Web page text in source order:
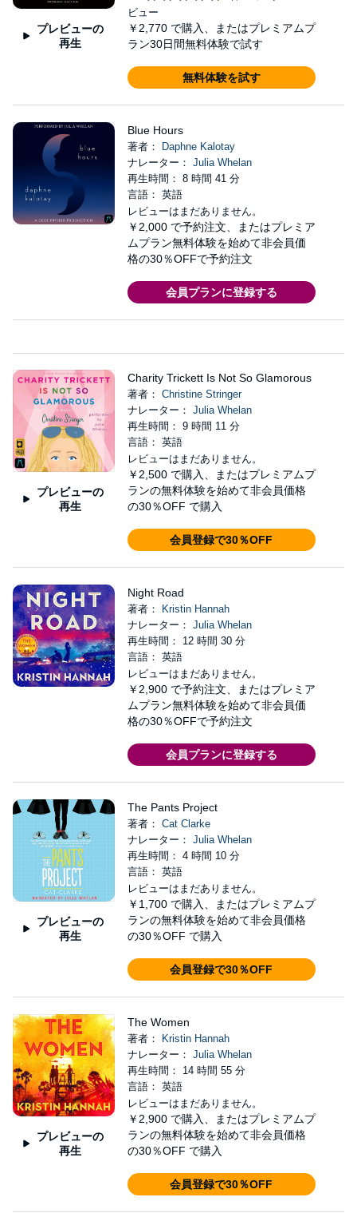
プレビューの
再生
ビュー
￥2,770 で購入、またはプレミアムプ
ラン30日間無料体験で試す
無料体験を試す
Blue Hours
著者：
Daphne Kalotay
ナレーター： Julia Whelan
再生時間： 8 時間 41 分
言語： 英語
レビューはまだありません。
￥2,000 で予約注文、またはプレミア
ムプラン無料体験を始めて非会員価
格の30％OFFで予約注文
会員プランに登録する
プレビューの
再生
Charity Trickett Is Not So Glamorous
著者： Christine Stringer
ナレーター： Julia Whelan
再生時間： 9 時間 11 分
言語： 英語
レビューはまだありません。
￥2,500 で購入、またはプレミアムプ
ランの無料体験を始めて非会員価格
の30％OFF で購入
会員登録で30％OFF
Night Road
著者：
Kristin Hannah
ナレーター： Julia Whelan
再生時間： 12 時間 30 分
言語： 英語
レビューはまだありません。
￥2,900 で予約注文、またはプレミア
ムプラン無料体験を始めて非会員価
格の30％OFFで予約注文
会員プランに登録する
プレビューの
再生
The Pants Project
著者： Cat Clarke
ナレーター： Julia Whelan
再生時間： 4 時間 10 分
言語： 英語
レビューはまだありません。
￥1,700 で購入、またはプレミアムプ
ランの無料体験を始めて非会員価格
の30％OFF で購入
会員登録で30％OFF
プレビューの
再生
The Women
著者：
Kristin Hannah
ナレーター： Julia Whelan
再生時間： 14 時間 55 分
言語： 英語
レビューはまだありません。
￥2,900 で購入、またはプレミアムプ
ランの無料体験を始めて非会員価格
の30％OFF で購入
会員登録で30％OFF